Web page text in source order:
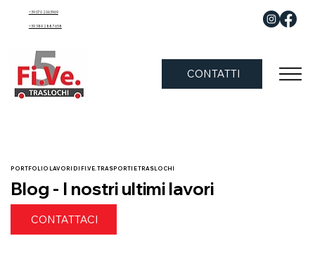
CONTATTI
+39 070 2063969
+39 389 288 7658
PORTFOLIO LAVORI DI FI.VE. TRASPORTI E TRASLOCHI
Blog - I nostri ultimi lavori
CONTATTACI